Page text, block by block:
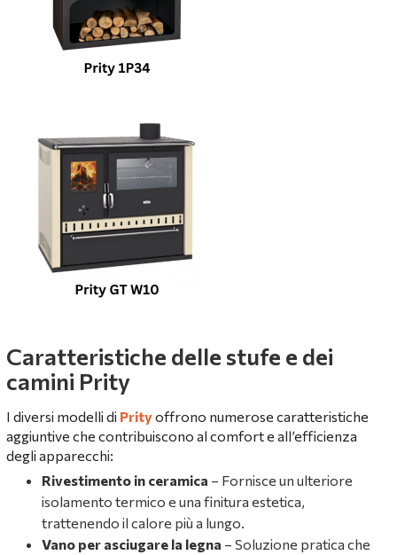
Caratteristiche delle stufe e dei
camini Prity
I diversi modelli di Prityoffrono numerose caratteristiche
aggiuntive che contribuiscono al comfort e all’efficienza
degli apparecchi:
Rivestimento in ceramica – Fornisce un ulteriore
isolamento termico e una finitura estetica,
trattenendo il calore più a lungo.
Vano per asciugare la legna – Soluzione pratica che